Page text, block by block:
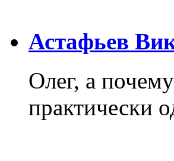
Астафьев
Олег, а
практически